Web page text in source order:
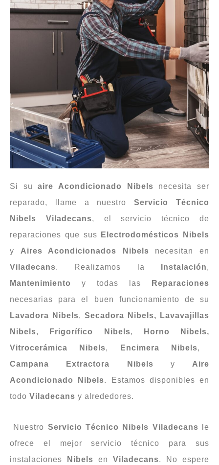
Si suaire Acondicionado Nibels necesita ser
reparado, llame a nuestroServicio Técnico
Nibels Viladecans, el servicio técnico de
reparaciones que sus
Electrodomésticos
Nibels
y Aires Acondicionados Nibels necesitan en
Viladecans. Realizamos la Instalación,
Mantenimiento
y todas las
Reparaciones
necesarias para el buen funcionamiento de su
Lavadora Nibels, Secadora Nibels, Lavavajillas
Nibels, Frigorífico Nibels, Horno Nibels,
Vitrocerámica
Nibels, Encimera Nibels,
Campana
Extractora Nibels y Aire
Acondicionado Nibels. Estamos disponibles en
todo Viladecans y alrededores.
Nuestro Servicio Técnico Nibels Viladecans le
ofrece el mejor servicio técnico para sus
instalaciones
Nibels en Viladecans. No espere